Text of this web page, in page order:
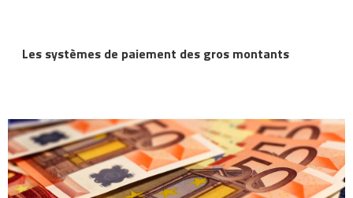
Les systèmes de paiement des gros montants